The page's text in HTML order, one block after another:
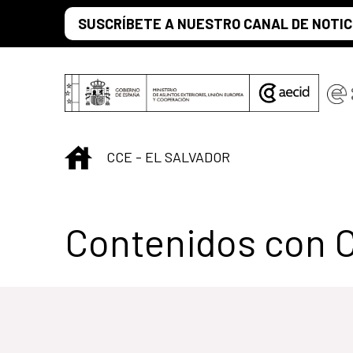
Saltar al contenido principal
SUSCRÍBETE A NUESTRO CANAL DE
INICIO
CCE - EL SALVADOR
Centro Cultural
Contenidos con